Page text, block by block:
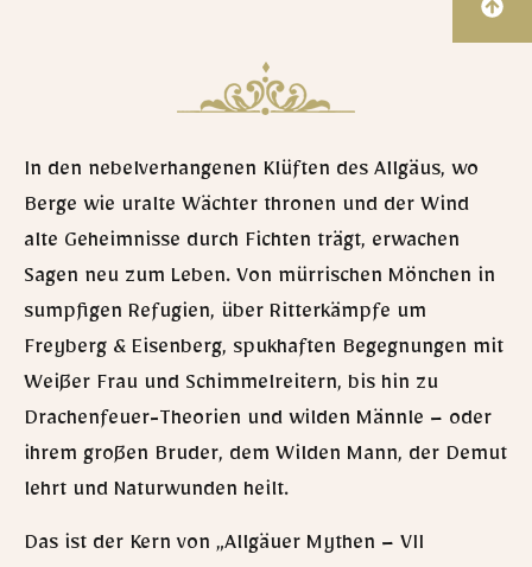
In den nebelverhangenen Klüften des Allgäus, wo
Berge wie uralte Wächter thronen und der Wind
alte Geheimnisse durch Fichten trägt, erwachen
Sagen neu zum Leben. Von mürrischen Mönchen in
sumpfigen Refugien, über Ritterkämpfe um
Freyberg & Eisenberg, spukhaften Begegnungen mit
Weißer Frau und Schimmelreitern, bis hin zu
Drachenfeuer-Theorien und wilden Männle – oder
ihrem großen Bruder, dem Wilden Mann, der Demut
lehrt und Naturwunden heilt.
Das ist der Kern von „Allgäuer Mythen – VII